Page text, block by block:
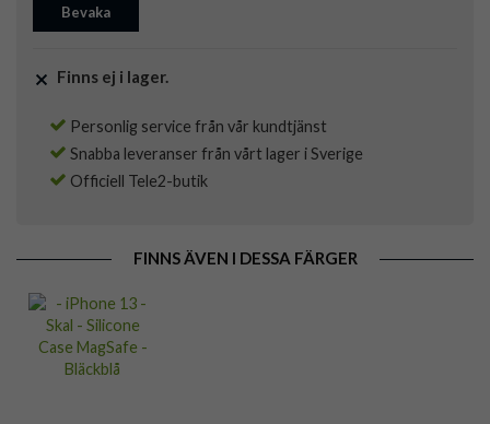
Bevaka
Finns ej i lager.
Personlig service från vår kundtjänst
Snabba leveranser från vårt lager i Sverige
Officiell Tele2-butik
FINNS ÄVEN I DESSA FÄRGER